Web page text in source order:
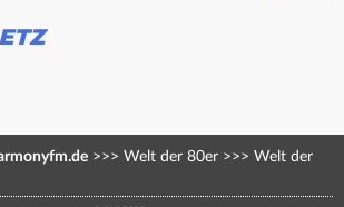
>>> Welt der 80er >>> Welt der